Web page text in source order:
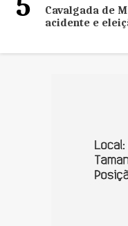
5
Cavalgada de
acidente e